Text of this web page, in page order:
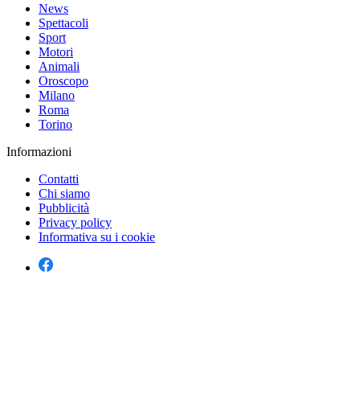
News
Spettacoli
Sport
Motori
Animali
Oroscopo
Milano
Roma
Torino
Informazioni
Contatti
Chi siamo
Pubblicità
Privacy policy
Informativa su i cookie